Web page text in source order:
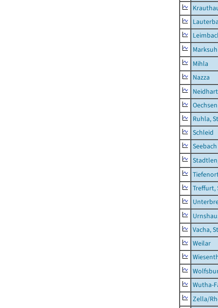
Mihla
Nazza
Oechsen
Ruhla,
Schleid
Seebach
Treffurt,
Vacha,
Weilar
Wutha-
Zella/